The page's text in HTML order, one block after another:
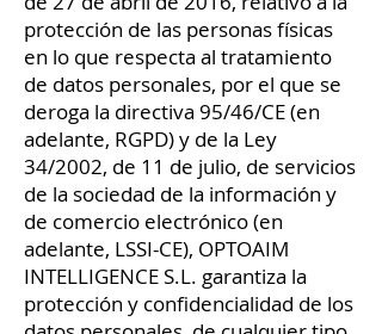
protección de las personas físicas
en lo que respecta al tratamiento
de datos personales, por el que se
deroga la directiva 95/46/CE (en
adelante, RGPD) y de la Ley
34/2002, de 11 de julio, de servicios
de la sociedad de la información y
de comercio electrónico (en
adelante, LSSI-CE), OPTOAIM
INTELLIGENCE S.L. garantiza la
protección y confidencialidad de los